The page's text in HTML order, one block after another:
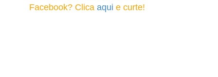
Facebook? Clica aqui e curte!